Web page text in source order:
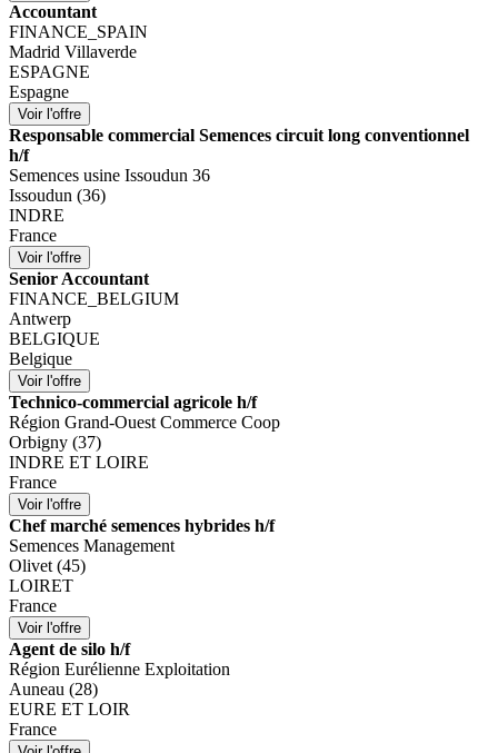
Accountant
FINANCE_SPAIN
Madrid Villaverde
ESPAGNE
Espagne
Responsable commercial Semences circuit long conventionnel
h/f
Semences usine Issoudun 36
Issoudun (36)
INDRE
France
Senior Accountant
FINANCE_BELGIUM
Antwerp
BELGIQUE
Belgique
Technico-commercial agricole h/f
Région Grand-Ouest Commerce Coop
Orbigny (37)
INDRE ET LOIRE
France
Chef marché semences hybrides h/f
Semences Management
Olivet (45)
LOIRET
France
Agent de silo h/f
Région Eurélienne Exploitation
Auneau (28)
EURE ET LOIR
France